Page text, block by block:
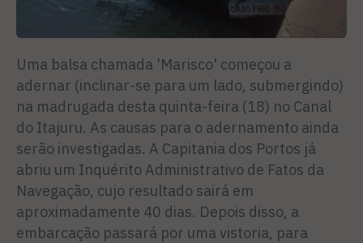
Uma balsa chamada 'Marisco' começou a
adernar (inclinar-se para um lado, submergindo)
na madrugada desta quinta-feira (18) no Canal
do Itajuru. As causas para o adernamento ainda
serão investigadas. A Capitania dos Portos já
abriu um Inquérito Administrativo de Fatos da
Navegação, cujo resultado sairá em
aproximadamente 40 dias. Depois disso, a
embarcação passará por uma vistoria, para